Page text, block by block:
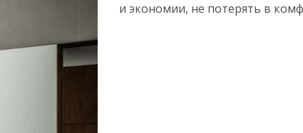
и экономии, не потерять в